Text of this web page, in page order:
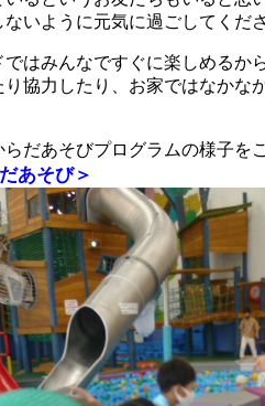
いように元気に過ごしてくださ
はみんなですぐに楽しめるか
協力したり、お家ではなかな
だあそびプログラムの様子を
あそび＞